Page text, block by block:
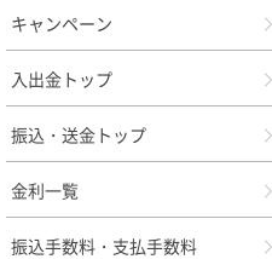
キャンペーン
入出金トップ
振込・送金トップ
金利一覧
振込手数料・支払手数料